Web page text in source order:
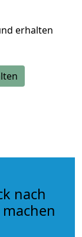
erhalten
nach